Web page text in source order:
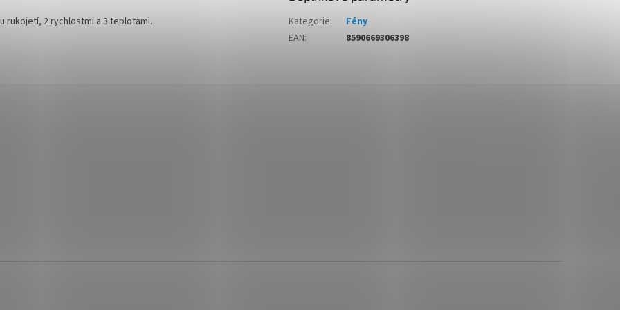
rukojetí, 2 rychlostmi a 3 teplotami. Kategorie:
Fény
EAN: 8590669306398